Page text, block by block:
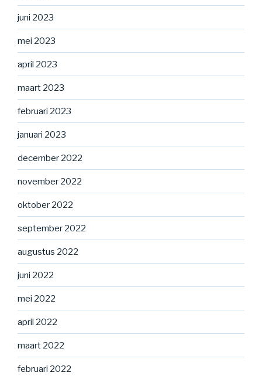
juni 2023
mei 2023
april 2023
maart 2023
februari 2023
januari 2023
december 2022
november 2022
oktober 2022
september 2022
augustus 2022
juni 2022
mei 2022
april 2022
maart 2022
februari 2022